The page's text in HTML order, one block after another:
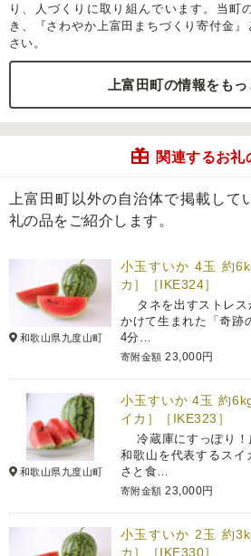
り、人づくりに取り組んでいます。当町
き、『さわやか上富田まちづくり寄付金
さい。
上富田町の情報をも
関連するお礼
上富田町以外の自治体で掲載して
礼の品をご紹介します。
和歌山県九度山町
小玉すいか 4玉 約
カ］［IKE324］
タネを出すストレス
かけて生まれた「奇跡
4分…
寄附金額 23,000円
和歌山県九度山町
小玉すいか 4玉 約
イカ］［IKE323］
冷蔵庫にすっぽり！
和歌山を代表するス
さと食…
寄附金額 23,000円
小玉すいか 2玉 約
カ］［IKE330］